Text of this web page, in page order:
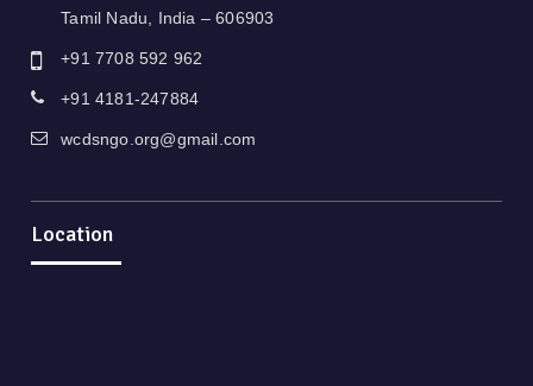
Tamil Nadu, India – 606903
+91 7708 592 962
+91 4181-247884
wcdsngo.org@gmail.com
Location